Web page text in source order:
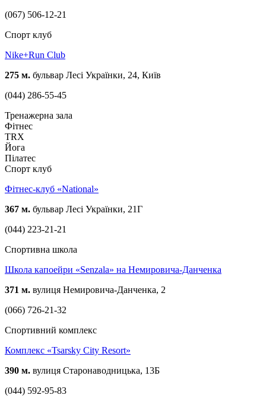
(067) 506-12-21
Спорт клуб
Nike+Run Club
275 м. бульвар Лесі Українки, 24, Київ
(044) 286-55-45
Тренажерна зала
Фітнес
TRX
Йога
Пілатес
Спорт клуб
Фітнес-клуб «National»
367 м. бульвар Лесі Українки, 21Г
(044) 223-21-21
Спортивна школа
Школа капоейри «Senzala» на Немировича-Данченка
371 м. вулиця Немировича-Данченка, 2
(066) 726-21-32
Спортивний комплекс
Комплекс «Tsarsky City Resort»
390 м. вулиця Старонаводницька, 13Б
(044) 592-95-83